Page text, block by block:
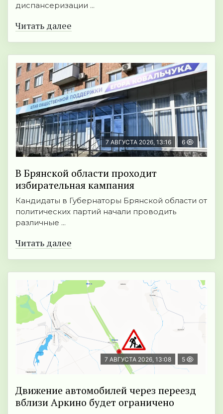
диспансеризации ...
Читать далее
7 АВГУСТА 2026, 13:16 6
В Брянской области проходит
избирательная кампания
Кандидаты в Губернаторы Брянской области от
политических партий начали проводить
различные ...
Читать далее
7 АВГУСТА 2026, 13:08 5
Движение автомобилей через переезд
вблизи Аркино будет ограничено